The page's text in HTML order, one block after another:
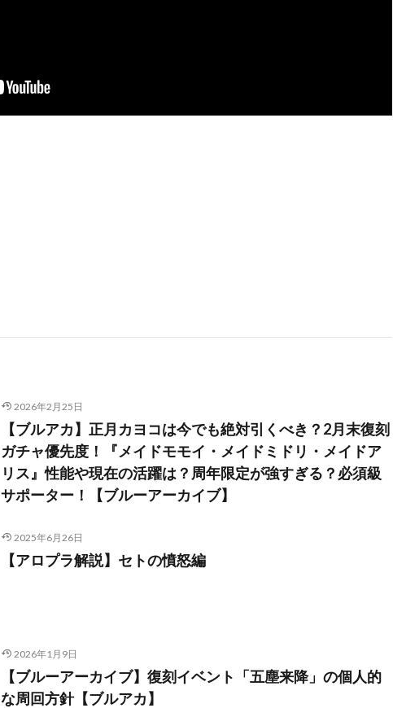
2026年2月25日
【ブルアカ】正月カヨコは今でも絶対引くべき？2月末復刻
ガチャ優先度！『メイドモモイ・メイドミドリ・メイドア
リス』性能や現在の活躍は？周年限定が強すぎる？必須級
サポーター！【ブルーアーカイブ】
2025年6月26日
【アロプラ解説】セトの憤怒編
2026年1月9日
【ブルーアーカイブ】復刻イベント「五塵来降」の個人的
な周回方針【ブルアカ】